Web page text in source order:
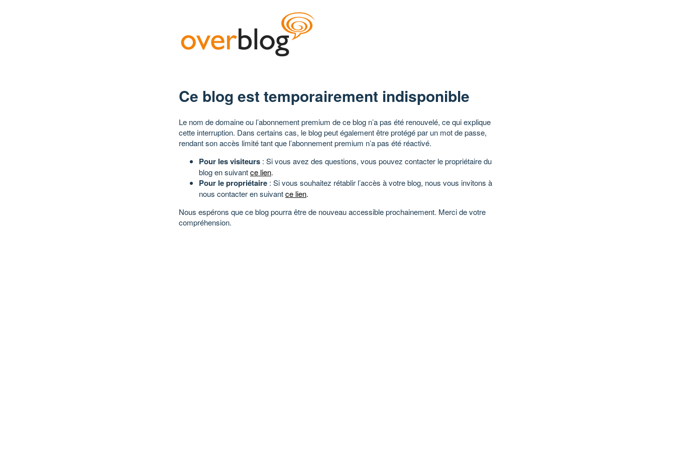
Ce blog est temporairement indisponible
Le nom de domaine ou l’abonnement premium de ce blog n’a pas été renouvelé, ce qui explique
cette interruption. Dans certains cas, le blog peut également être protégé par un mot de passe,
rendant son accès limité tant que l’abonnement premium n’a pas été réactivé.
Pour les visiteurs : Si vous avez des questions, vous pouvez contacter le propriétaire du
blog en suivantce lien.
Pour le propriétaire : Si vous souhaitez rétablir l’accès à votre blog, nous vous invitons à
nous contacter en suivantce lien.
Nous espérons que ce blog pourra être de nouveau accessible prochainement. Merci de votre
compréhension.